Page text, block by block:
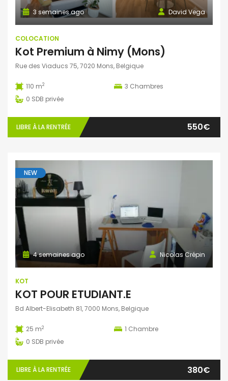
David Vega
3 semaines ago
COLOCATION
Kot Premium à Nimy (Mons)
Rue des Viaducs 75, 7020 Mons, Belgique
110 m2 3 Chambres
0 SDB privée
LIBRE À LA RENTRÉE 550€
NEW
Nicolas Crépin
4 semaines ago
KOT
KOT POUR ETUDIANT.E
Bd Albert-Elisabeth 81, 7000 Mons, Belgique
25 m2 1 Chambre
0 SDB privée
LIBRE À LA RENTRÉE 380€